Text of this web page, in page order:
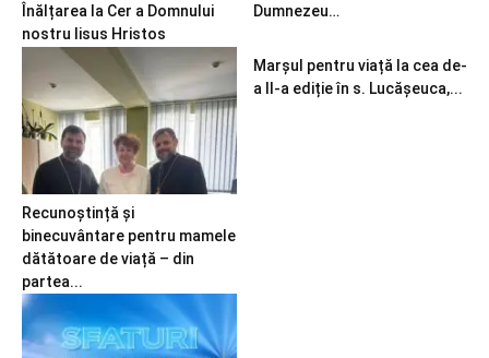
Înălțarea la Cer a Domnului
nostru Iisus Hristos
Dumnezeu…
Recunoștință și
binecuvântare pentru mamele
dătătoare de viață – din
partea...
Marșul pentru viață la cea de-
a II-a ediție în s. Lucășeuca,...